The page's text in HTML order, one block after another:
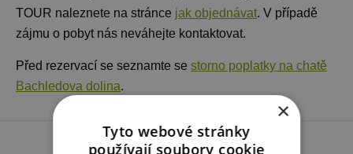
TOUR naleznete na stránce jak objednávat. V případě
zájmu o pobyt nás neváhejte kontaktovat.
Před rezervací se seznamte se storno poplatky na chatě
Bachledova dolina.
×
Tyto webové stránky
používají soubory cookie